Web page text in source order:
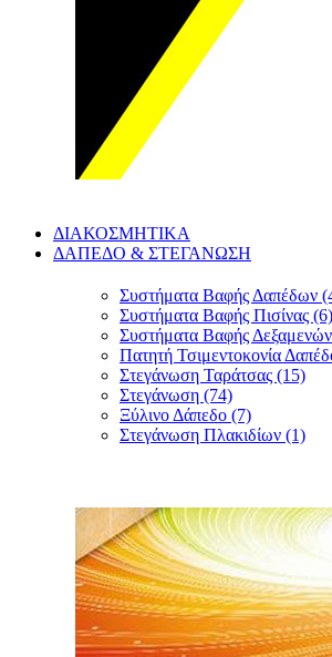
ΔΙΑΚΟΣΜΗΤΙΚΑ
ΔΑΠΕΔΟ & ΣΤΕΓΑΝΩΣΗ
Συστήματα Βαφής Δαπέδων
Συστήματα Βαφής Πισίνας (6)
Συστήματα Βαφής
Πατητή Τσιμεντοκονία
Στεγάνωση Ταράτσας (15)
Στεγάνωση (74)
Ξύλινο Δάπεδο (7)
Στεγάνωση Πλακιδίων (1)